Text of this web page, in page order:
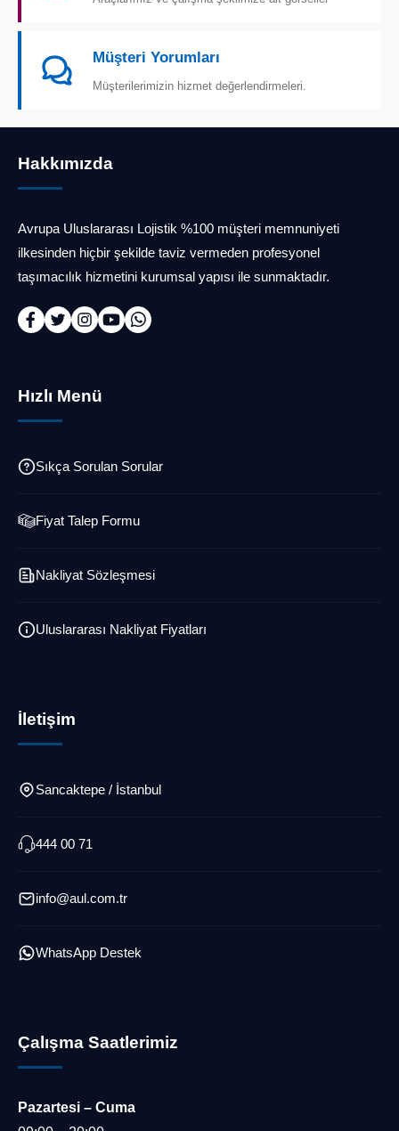
Müşteri Yorumları
Müşterilerimizin hizmet değerlendirmeleri.
Hakkımızda
Avrupa Uluslararası Lojistik %100 müşteri memnuniyeti
ilkesinden hiçbir şekilde taviz vermeden profesyonel
taşımacılık hizmetini kurumsal yapısı ile sunmaktadır.
Hızlı Menü
Sıkça Sorulan Sorular
Fiyat Talep Formu
Nakliyat Sözleşmesi
Uluslararası Nakliyat Fiyatları
İletişim
Sancaktepe / İstanbul
444 00 71
info@aul.com.tr
WhatsApp Destek
Çalışma Saatlerimiz
Pazartesi – CumaMüşteri Temsilcisi